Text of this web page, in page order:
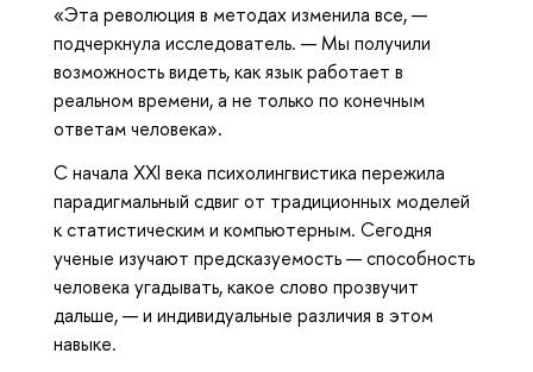
«Эта революция в методах изменила все, —
подчеркнула исследователь. — Мы получили
возможность видеть, как язык работает в
реальном времени, а не только по конечным
ответам человека».
С начала XXI века психолингвистика пережила
парадигмальный сдвиг от традиционных моделей
к статистическим и компьютерным. Сегодня
ученые изучают предсказуемость — способность
человека угадывать, какое слово прозвучит
дальше, — и индивидуальные различия в этом
навыке.